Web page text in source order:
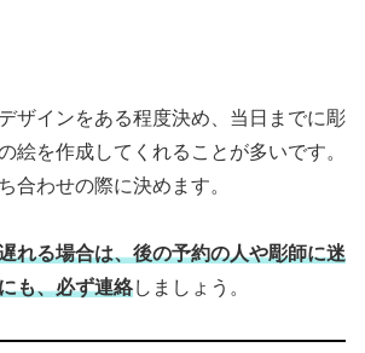
ザインをある程度決め、当日までに彫
絵を作成してくれることが多いです。
合わせの際に決めます。
れる場合は、後の予約の人や彫師に迷
も、必ず連絡しましょう。